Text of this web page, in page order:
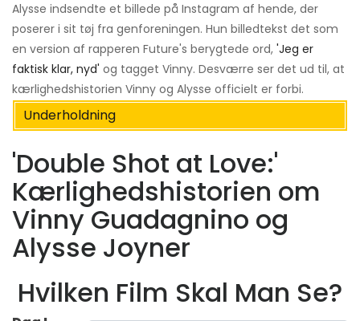
Alysse indsendte et billede på Instagram af hende, der
poserer i sit tøj fra genforeningen. Hun billedtekst det som
en version af rapperen Future's berygtede ord, 'Jeg er
faktisk klar, nyd' og tagget Vinny. Desværre ser det ud til, at
kærlighedshistorien Vinny og Alysse officielt er forbi.
Underholdning
'Double Shot at Love:'
Kærlighedshistorien om
Vinny Guadagnino og
Alysse Joyner
Hvilken Film Skal Man Se?